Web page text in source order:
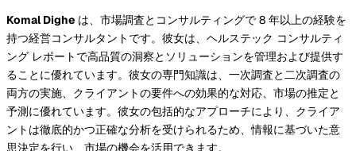
Komal Dighe は、市場調査とコンサルティングで 8 年以上の経験を
持つ経営コンサルタントです。彼女は、ヘルステック コンサルティ
ング レポートで高品質の洞察とソリューションを管理および提供す
ることに優れています。彼女の専門知識は、一次調査と二次調査の
両方の実施、クライアントの要件への効果的な対応、市場の推定と
予測に優れています。彼女の包括的なアプローチにより、クライア
ントは徹底的かつ正確な分析を受けられるため、情報に基づいた意
思決定を行い、市場の機会を活用できます。